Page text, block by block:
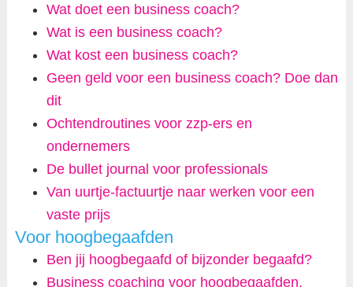
Wat doet een business coach?
Wat is een business coach?
Wat kost een business coach?
Geen geld voor een business coach? Doe dan
dit
Ochtendroutines voor zzp-ers en
ondernemers
De bullet journal voor professionals
Van uurtje-factuurtje naar werken voor een
vaste prijs
Voor hoogbegaafden
Ben jij hoogbegaafd of bijzonder begaafd?
Business coaching voor hoogbegaafden.